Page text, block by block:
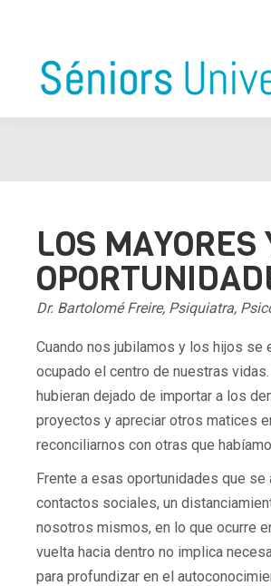
LOS
Dr. Bartolomé Freire, Psiquiatra,
Cuando nos jubilamos y los hijos
ocupado el centro de nuestras
hubieran dejado de importar a los
proyectos y apreciar otros matices
reconciliarnos con otras que
Frente a esas oportunidades que
contactos sociales, un
nosotros mismos, en lo que ocurre
vuelta hacia dentro no implica
para profundizar en el